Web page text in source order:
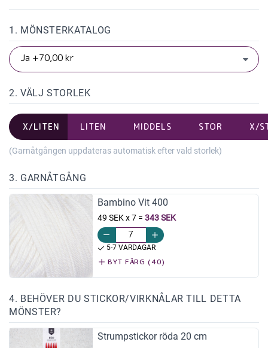
1. MÖNSTERKATALOG
2. VÄLJ STORLEK
X/LITEN LITEN MIDDELS STOR X/
(Garnåtgången uppdateras automatisk efter vald storlek)
3. GARNÅTGÅNG
Bambino Vit 400
49 SEK x 7= 343 SEK
5-7 VARDAGAR
BYT FÄRG (40)
4. BEHÖVER DU STICKOR/VIRKNÅLAR TILL DETTA
MÖNSTER?
Strumpstickor röda 20 cm